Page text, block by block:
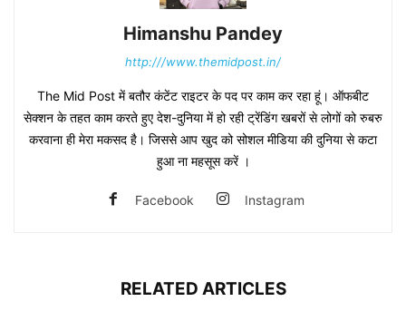
Himanshu Pandey
http:///www.themidpost.in/
The Mid Post में बतौर कंटेंट राइटर के पद पर काम कर रहा हूं। ऑफबीट
सेक्शन के तहत काम करते हुए देश-दुनिया में हो रही ट्रेंडिंग खबरों से लोगों को रुबरु
करवाना ही मेरा मकसद है। जिससे आप खुद को सोशल मीडिया की दुनिया से कटा
हुआ ना महसूस करें ।
Facebook Instagram
RELATED ARTICLES